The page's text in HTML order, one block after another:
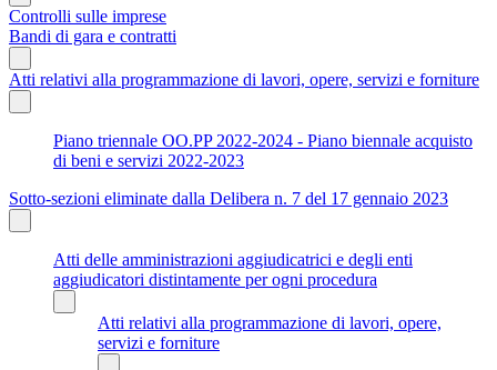
Controlli sulle imprese
Bandi di gara e contratti
Atti relativi alla programmazione di lavori, opere, servizi e forniture
Piano triennale OO.PP 2022-2024 - Piano biennale acquisto
di beni e servizi 2022-2023
Sotto-sezioni eliminate dalla Delibera n. 7 del 17 gennaio 2023
Atti delle amministrazioni aggiudicatrici e degli enti
aggiudicatori distintamente per ogni procedura
Atti relativi alla programmazione di lavori, opere,
servizi e forniture